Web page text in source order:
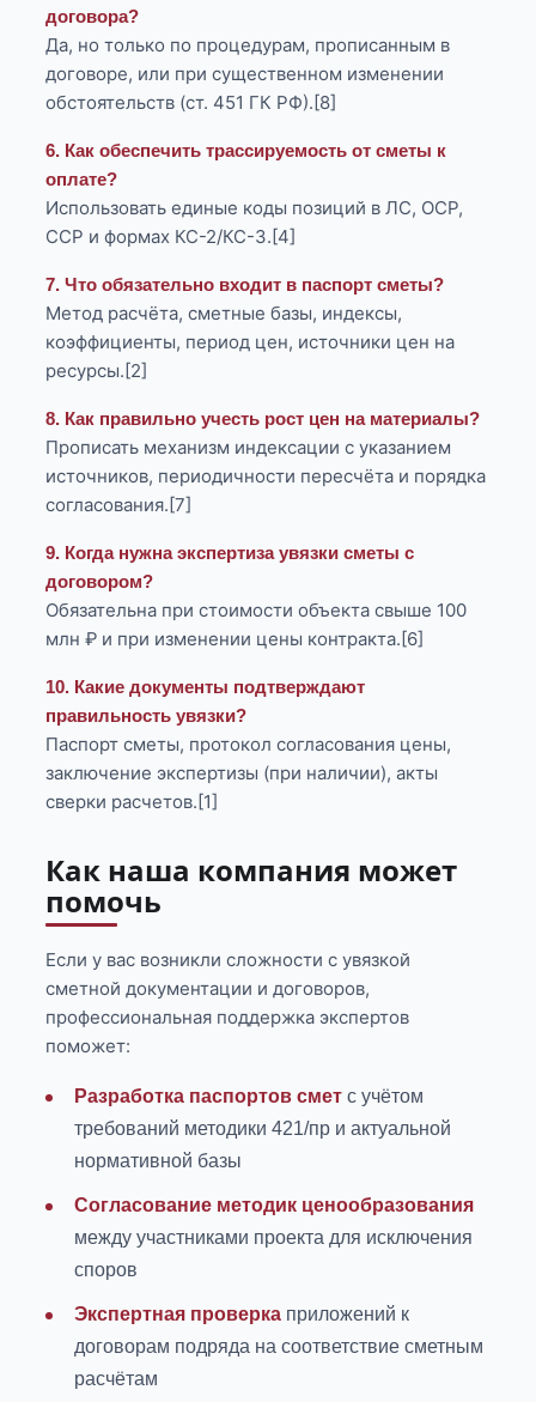
договора?
Да, но только по процедурам, прописанным в
договоре, или при существенном изменении
обстоятельств (ст. 451 ГК РФ).[8]
6. Как обеспечить трассируемость от сметы к
оплате?
Использовать единые коды позиций в ЛС, ОСР,
ССР и формах КС-2/КС-3.[4]
7. Что обязательно входит в паспорт сметы?
Метод расчёта, сметные базы, индексы,
коэффициенты, период цен, источники цен на
ресурсы.[2]
8. Как правильно учесть рост цен на материалы?
Прописать механизм индексации с указанием
источников, периодичности пересчёта и порядка
согласования.[7]
9. Когда нужна экспертиза увязки сметы с
договором?
Обязательна при стоимости объекта свыше 100
млн ₽ и при изменении цены контракта.[6]
10. Какие документы подтверждают
правильность увязки?
Паспорт сметы, протокол согласования цены,
заключение экспертизы (при наличии), акты
сверки расчетов.[1]
Как наша компания может
помочь
Если у вас возникли сложности с увязкой
сметной документации и договоров,
профессиональная поддержка экспертов
поможет:
Разработка паспортов смет с учётом
требований методики 421/пр и актуальной
нормативной базы
Согласование методик ценообразования
между участниками проекта для исключения
споров
Экспертная проверка приложений к
договорам подряда на соответствие сметным
расчётам